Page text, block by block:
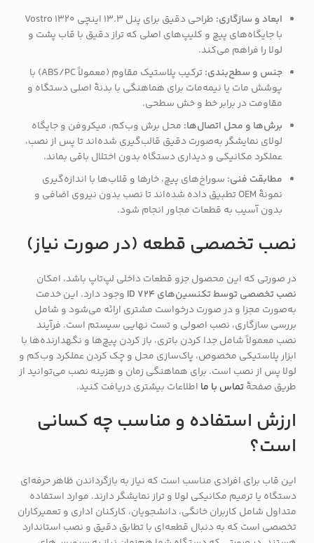
ابعاد و سازگاری:
طراحی دقیق برای پنل 13.3 اینچی Vostro 1320
با جایگاه‌های پیچ و کلیپ‌های اصلی که تراز دقیق با قاب پشت و
لولا را فراهم می‌کند.
جنس و سطح‌بندی:
ترکیب پلاستیک مقاوم (معمولاً ABS/PC) با
پوشش مات یا نیمه‌مات برای هماهنگی با بدنهٔ اصلی دستگاه و
مقاومت در برابر خط و خش سطحی.
برش‌ها و محل اتصال‌ها: محل برش وب‌کم، میکروفن و جایگاه
لولای نمایشگر به‌صورت دقیق قالب‌گیری شده‌اند تا پس از نصب،
عملکرد مکانیکی و دیداری دستگاه بدون اختلال باقی بماند.
مطابقت فنی: سوراخ‌های پیچ، خارها و قلاب‌ها با اندازه‌گیری
نمونهٔ OEM تطبیق داده شده‌اند تا نصب بدون نیروی اضافی و
بدون آسیب به قطعات مجاور انجام شود.
نصب تخصصی قطعه (در صورت نیاز)
در صورتی که این محصول جزو قطعات داخلی لپ‌تاپ باشد، امکان
نصب تخصصی توسط تکنسین‌های ID 724
وجود دارد. این خدمت
به‌صورت مجزا و در صورت درخواست مشتری ارائه می‌شود و شامل
بررسی سازگاری، نصب اصولی و تست نهایی سیستم است. فرآیند
نصب معمولاً شامل جدا کردن باتری، باز کردن پیچ‌ها و نگهدارنده‌ها با
ابزار پلاستیکی مخصوص، پاک‌سازی محل و چک کردن عملکرد وب‌کم و
لولا پس از نصب است. برای هماهنگی زمان و هزینه نصب می‌توانید از
طریق صفحهٔتماس با ما اطلاعات بیشتری دریافت کنید.
ارزش استفاده و مناسب چه کسانی
است؟
این قاب برای افرادی مناسب است که نیاز به بازگرداندن ظاهر حرفه‌ای
دستگاه یا ترمیم مکانیکی لولا و تراز نمایشگر دارند. موارد استفاده
متداول شامل کاربران خانگی، دانشجویان، کارکنان اداری و تعمیرکاران
تخصصی است که به دنبال قطعه‌ای با تطابق دقیق و نصب استاندارد